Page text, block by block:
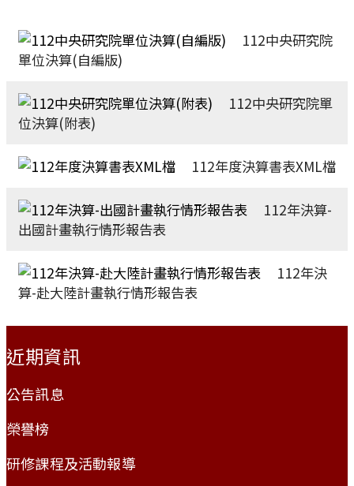
112中央研究院
單位決算(自編版)
112中央研究院單
位決算(附表)
112年度決算書表XML檔
112年決算-
出國計畫執行情形報告表
112年決
算-赴大陸計畫執行情形報告表
近期資訊
公告訊息
榮譽榜
研修課程及活動報導